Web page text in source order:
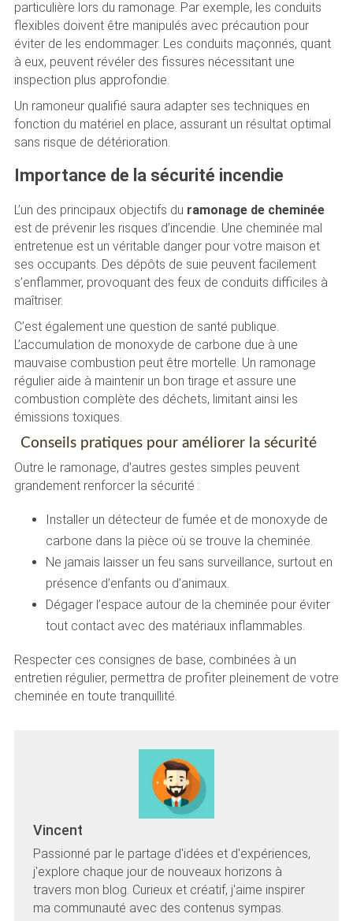
particulière lors du ramonage. Par exemple, les conduits
flexibles doivent être manipulés avec précaution pour
éviter de les endommager. Les conduits maçonnés, quant
à eux, peuvent révéler des fissures nécessitant une
inspection plus approfondie.
Un ramoneur qualifié saura adapter ses techniques en
fonction du matériel en place, assurant un résultat optimal
sans risque de détérioration.
Importance de la sécurité incendie
L’un des principaux objectifs du ramonage de cheminée
est de prévenir les risques d’incendie. Une cheminée mal
entretenue est un véritable danger pour votre maison et
ses occupants. Des dépôts de suie peuvent facilement
s’enflammer, provoquant des feux de conduits difficiles à
maîtriser.
C’est également une question de santé publique.
L’accumulation de monoxyde de carbone due à une
mauvaise combustion peut être mortelle. Un ramonage
régulier aide à maintenir un bon tirage et assure une
combustion complète des déchets, limitant ainsi les
émissions toxiques.
Conseils pratiques pour améliorer la sécurité
Outre le ramonage, d’autres gestes simples peuvent
grandement renforcer la sécurité :
Installer un détecteur de fumée et de monoxyde de
carbone dans la pièce où se trouve la cheminée.
Ne jamais laisser un feu sans surveillance, surtout en
présence d’enfants ou d’animaux.
Dégager l’espace autour de la cheminée pour éviter
tout contact avec des matériaux inflammables.
Respecter ces consignes de base, combinées à un
entretien régulier, permettra de profiter pleinement de votre
cheminée en toute tranquillité.
Vincent
Passionné par le partage d'idées et d'expériences,
j'explore chaque jour de nouveaux horizons à
travers mon blog. Curieux et créatif, j'aime inspirer
ma communauté avec des contenus sympas.